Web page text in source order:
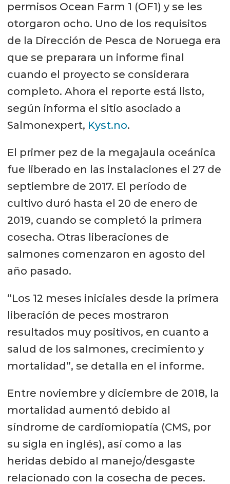
permisos Ocean Farm 1 (OF1) y se les
otorgaron ocho. Uno de los requisitos
de la Dirección de Pesca de Noruega era
que se preparara un informe final
cuando el proyecto se considerara
completo. Ahora el reporte está listo,
según informa el sitio asociado a
Salmonexpert, Kyst.no.
El primer pez de la megajaula oceánica
fue liberado en las instalaciones el 27 de
septiembre de 2017. El período de
cultivo duró hasta el 20 de enero de
2019, cuando se completó la primera
cosecha. Otras liberaciones de
salmones comenzaron en agosto del
año pasado.
“Los 12 meses iniciales desde la primera
liberación de peces mostraron
resultados muy positivos, en cuanto a
salud de los salmones, crecimiento y
mortalidad”, se detalla en el informe.
Entre noviembre y diciembre de 2018, la
mortalidad aumentó debido al
síndrome de cardiomiopatía (CMS, por
su sigla en inglés), así como a las
heridas debido al manejo/desgaste
relacionado con la cosecha de peces.